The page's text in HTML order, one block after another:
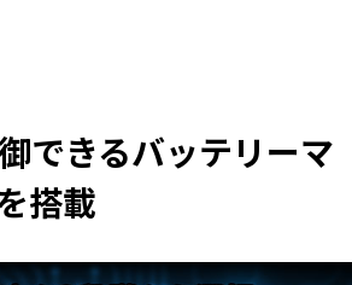
できるバッテリーマ
搭載